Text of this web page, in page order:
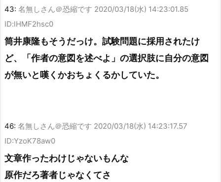
43: 名無しさん＠恐縮です 2020/03/18(水) 14:23:01.85
ID:lHMF2hsc0
筒井康隆もそうだっけ。試験問題に採用されたけ
ど、「作者の意図を述べよ」の選択肢に自分の意図
が無いと嘆くかおちょくるかしていた。
46: 名無しさん＠恐縮です 2020/03/18(水) 14:23:17.57
ID:YzoK78aw0
文章作ったわけじゃないもんな
原作だろ著者じゃなくてさ